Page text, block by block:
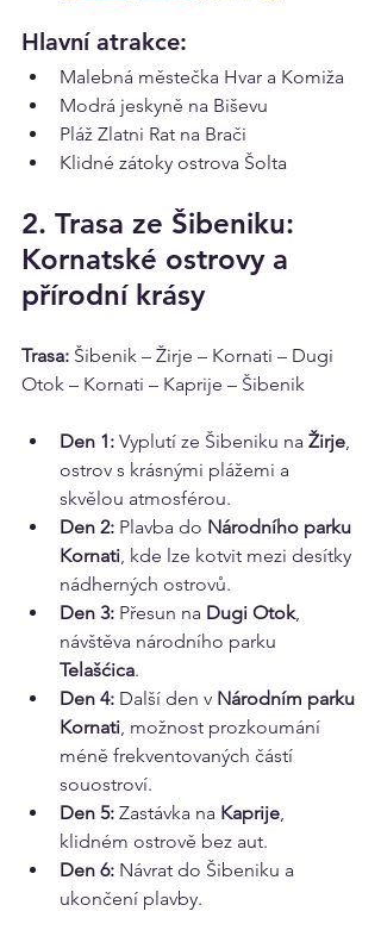
Hlavní atrakce:
Malebná městečka Hvar a Komiža
Modrá jeskyně na Biševu
Pláž Zlatni Rat na Brači
Klidné zátoky ostrova Šolta
2. Trasa ze Šibeniku:
Kornatské ostrovy a
přírodní krásy
Trasa: Šibenik – Žirje – Kornati – Dugi
Otok – Kornati – Kaprije – Šibenik
Den 1: Vyplutí ze Šibeniku na Žirje,
ostrov s krásnými plážemi a
skvělou atmosférou.
Den 2: Plavba do Národního parku
Kornati, kde lze kotvit mezi desítky
nádherných ostrovů.
Den 3: Přesun na Dugi Otok,
návštěva národního parku
Telašćica.
Den 4: Další den v Národním parku
Kornati, možnost prozkoumání
méně frekventovaných částí
souostroví.
Den 5: Zastávka na Kaprije,
klidném ostrově bez aut.
Den 6: Návrat do Šibeniku a
ukončení plavby.